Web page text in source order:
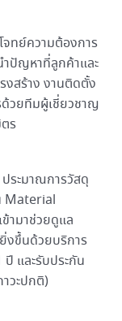
จทย์ความต้องการ
ำปัญหาที่ลูกค้าและ
งสร้าง งานติดตั้ง
วยทีมผู้เชี่ยวชาญ
ร
ระมาณการวัสดุ
Material
ามาช่วยดูแล
งขึ้นด้วยบริการ
และรับประกัน
วะปกติ)